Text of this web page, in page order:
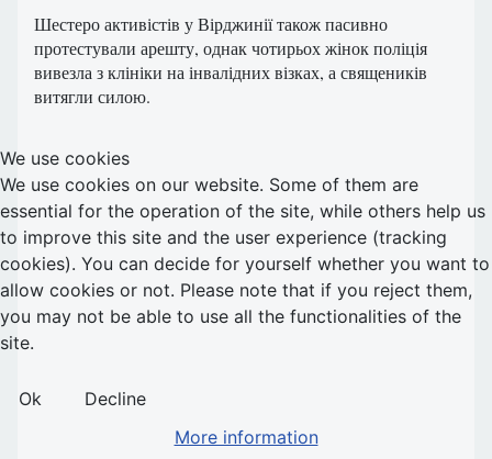
Шестеро активістів у Вірджинії також пасивно
протестували арешту, однак чотирьох жінок поліція
вивезла з клініки на інвалідних візках, а священиків
витягли силою.
We use cookies
We use cookies on our website. Some of them are
essential for the operation of the site, while others help us
to improve this site and the user experience (tracking
cookies). You can decide for yourself whether you want to
allow cookies or not. Please note that if you reject them,
you may not be able to use all the functionalities of the
site.
Ok
Decline
More information